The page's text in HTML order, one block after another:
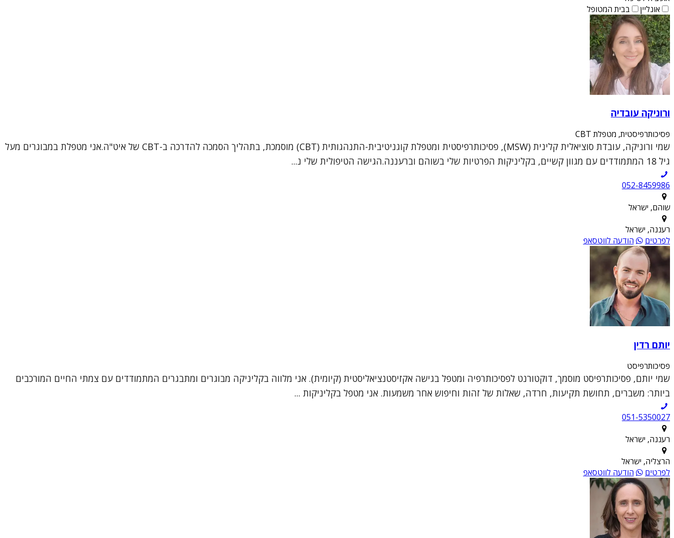
אונליין
בבית המטופל
ורוניקה עובדיה
פסיכותרפיסטית, מטפלת CBT
שמי ורוניקה, עובדת סוציאלית קלינית (MSW), פסיכותרפיסטית ומטפלת קוגניטיבית-התנהגותית (CBT) מוסמכת, בתהליך הסמכה להדרכה ב-CBT של איט"ה.אני מטפלת במבוגרים מעל
גיל 18 המתמודדים עם מגוון קשיים, בקליניקות הפרטיות שלי בשוהם וברעננה.הגישה הטיפולית שלי נ...
052-8459986
שוהם, ישראל
רעננה, ישראל
לפרטים
הודעה לווטסאפ
יותם רדין
פסיכותרפיסט
שמי יותם, פסיכותרפיסט מוסמך, דוקטורנט לפסיכותרפיה ומטפל בגישה אקזיסטנציאליסטית (קיומית). אני מלווה בקליניקה מבוגרים ומתבגרים המתמודדים עם צמתי החיים המורכבים
ביותר: משברים, תחושת תקיעות, חרדה, שאלות של זהות וחיפוש אחר משמעות. אני מטפל בקליניקות ...
051-5350027
רעננה, ישראל
הרצליה, ישראל
לפרטים
הודעה לווטסאפ